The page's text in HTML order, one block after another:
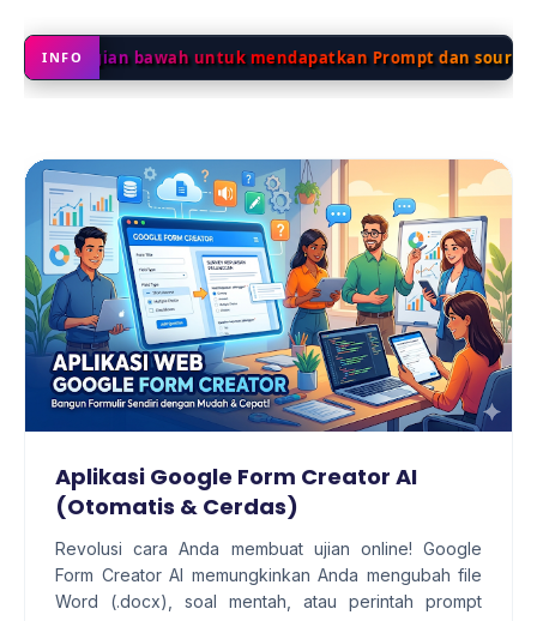
INFO
bagian bawah untuk mendapatkan Prompt dan source
Aplikasi Google Form Creator AI
(Otomatis & Cerdas)
Revolusi cara Anda membuat ujian online! Google
Form Creator AI memungkinkan Anda mengubah file
Word (.docx), soal mentah, atau perintah prompt